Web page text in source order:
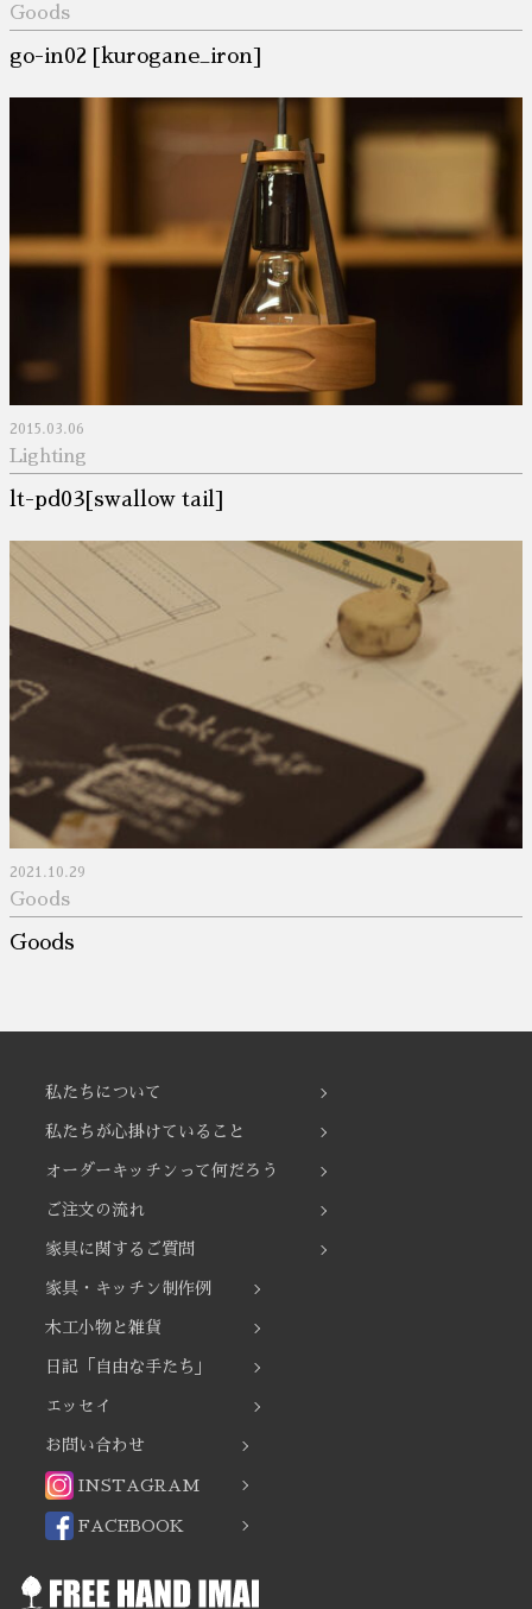
Goods
go-in02 [kurogane_iron]
2015.03.06
Lighting
lt-pd03[swallow tail]
2021.10.29
Goods
Goods
私たちについて
私たちが心掛けていること
オーダーキッチンって何だろう
ご注文の流れ
家具に関するご質問
家具・キッチン制作例
木工小物と雑貨
日記「自由な手たち」
エッセイ
お問い合わせ
INSTAGRAM
FACEBOOK